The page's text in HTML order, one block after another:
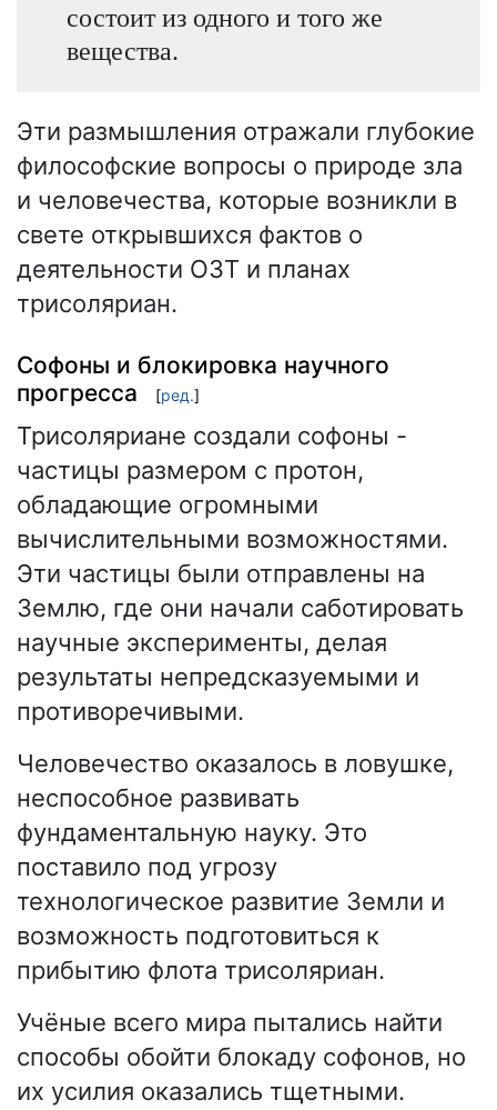
состоит из одного и того же
вещества.
Эти размышления отражали глубокие
философские вопросы о природе зла
и человечества, которые возникли в
свете открывшихся фактов о
деятельности ОЗТ и планах
трисоляриан.
Софоны и блокировка научного
прогресса
[ред.]
Трисоляриане создали софоны -
частицы размером с протон,
обладающие огромными
вычислительными возможностями.
Эти частицы были отправлены на
Землю, где они начали саботировать
научные эксперименты, делая
результаты непредсказуемыми и
противоречивыми.
Человечество оказалось в ловушке,
неспособное развивать
фундаментальную науку. Это
поставило под угрозу
технологическое развитие Земли и
возможность подготовиться к
прибытию флота трисоляриан.
Учёные всего мира пытались найти
способы обойти блокаду софонов, но
их усилия оказались тщетными.